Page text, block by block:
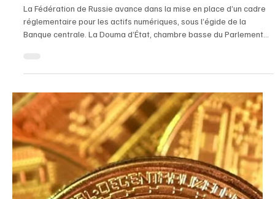
Cryptomonnaie : Western Union prévoit de
lancer son stablecoin USDPT en mai prochain,
visant à concurrencer SWIFT
Solana dès le mois prochain. Ce géant des transferts d’argent
entre ainsi dans la révolution crypto et pourrait bouleverser le
marché des paiements transfrontaliers. Western Union prévoit de
lancer son stablecoin USDPT (U.S. Dollar Payment Token) en mai
2026. Ce stablecoin, basé sur la blockchain Solana, remplacera le
réseau SWIFT pour les règlements entre Western Union et ses
agents partenaires dans certains pays